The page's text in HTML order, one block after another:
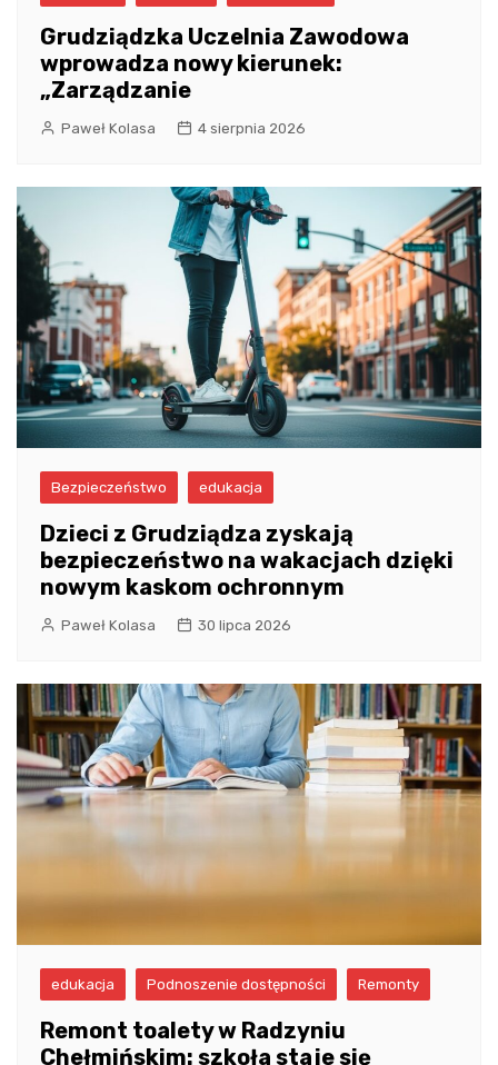
Grudziądzka Uczelnia Zawodowa
wprowadza nowy kierunek:
„Zarządzanie
Paweł Kolasa 4 sierpnia 2026
Bezpieczeństwo edukacja
Dzieci z Grudziądza zyskają
bezpieczeństwo na wakacjach dzięki
nowym kaskom ochronnym
Paweł Kolasa 30 lipca 2026
edukacja Podnoszenie dostępności Remonty
Remont toalety w Radzyniu
Chełmińskim: szkoła staje się